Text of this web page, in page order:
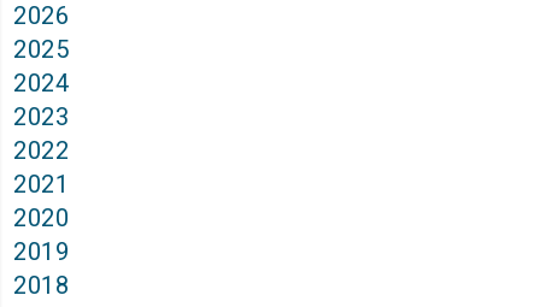
2026
2025
2024
2023
2022
2021
2020
2019
2018